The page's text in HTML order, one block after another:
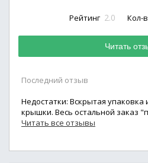
Рейтинг 2.0 Кол-
Читать
Последний отзыв
Недостатки: Вскрытая
крышки. Весь остальной заказ
Читать все отзывы